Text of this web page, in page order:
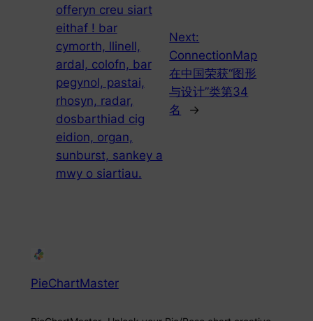
offeryn creu siart
eithaf ! bar
cymorth, llinell,
ardal, colofn, bar
pegynol, pastai,
rhosyn, radar,
dosbarthiad cig
eidion, organ,
sunburst, sankey a
mwy o siartiau.
Next:
ConnectionMap
在中国荣获“图形
与设计”类第34
名
→
PieChartMaster